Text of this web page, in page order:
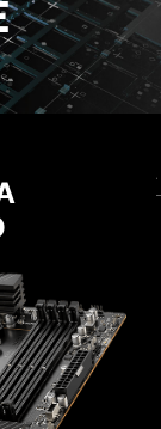
ENERGÉTICA
ponta,
fases de
energia
de
para
de
O
a instalar
esforço.